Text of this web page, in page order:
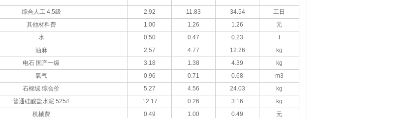
综合人工 4.5级 2.92 11.83 34.54 工日
其他材料费 1.00 1.26 1.26
元
水 0.50 0.47 0.23
t
油麻 2.57 4.77 12.26
kg
电石 国产一级 3.18 1.38 4.39
kg
氧气 0.96 0.71 0.68
m3
石棉绒 综合价 5.27 4.56 24.03
kg
普通硅酸盐水泥 525# 12.17 0.26 3.16 kg
机械费 0.49 1.00 0.49
元